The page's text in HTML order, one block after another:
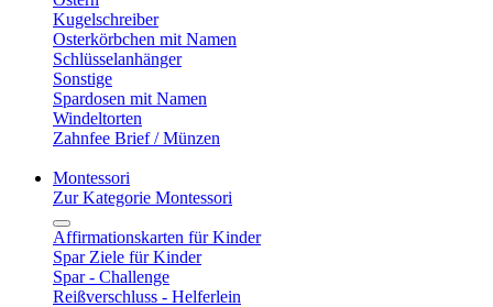
Kugelschreiber
Osterkörbchen mit Namen
Schlüsselanhänger
Sonstige
Spardosen mit Namen
Windeltorten
Zahnfee Brief / Münzen
Montessori
Zur Kategorie Montessori
Affirmationskarten für Kinder
Spar Ziele für Kinder
Spar - Challenge
Reißverschluss - Helferlein